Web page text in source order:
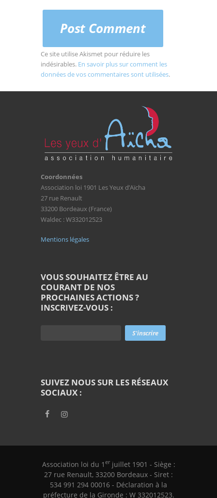
Ce site utilise Akismet pour réduire les
indésirables. En savoir plus sur comment les
données de vos commentaires sont utilisées.
Coordonnées
Association loi 1901 Les Yeux d’Aïcha
27 rue Renault
33200 Bordeaux (France)
Waldec : W332012523
Mentions légales
VOUS SOUHAITEZ ÊTRE AU
COURANT DE NOS
PROCHAINES ACTIONS ?
INSCRIVEZ-VOUS :
SUIVEZ NOUS SUR LES RÉSEAUX
SOCIAUX :
Association loi du 1 erjuillet 1901 - Siège :
27 rue Renault, 33200 Bordeaux - Siret :
534 991 294 00016 - Déclaration à la
préfecture de la Gironde : W 332012523.